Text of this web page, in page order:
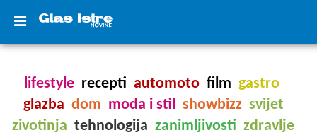
lifestyle recepti automoto film gastro
glazba dom moda i stil showbizz svijet
zivotinja tehnologija zanimljivosti zdravlje